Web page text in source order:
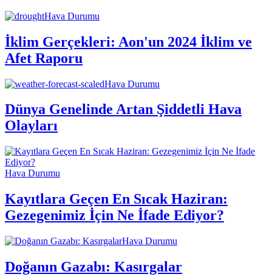
Hava Durumu
İklim Gerçekleri: Aon'un 2024 İklim ve
Afet Raporu
Hava Durumu
Dünya Genelinde Artan Şiddetli Hava
Olayları
Hava Durumu
Kayıtlara Geçen En Sıcak Haziran:
Gezegenimiz İçin Ne İfade Ediyor?
Hava Durumu
Doğanın Gazabı: Kasırgalar